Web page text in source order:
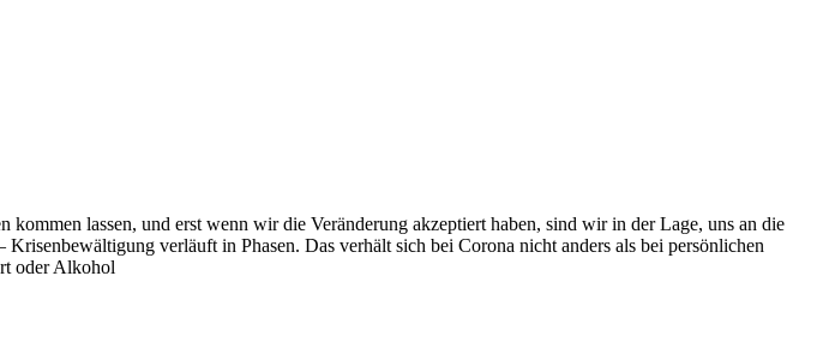
lassen, und erst wenn wir die Veränderung akzeptiert haben, sind wir in der Lage, uns an die
verläuft in Phasen. Das verhält sich bei Corona nicht anders als bei persönlichen
oder Alkohol